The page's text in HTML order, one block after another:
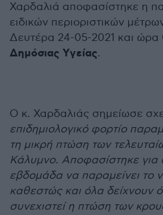
Χαρδαλιά αποφασίστηκε η
ειδικών περιοριστικών
Δευτέρα 24-05-2021 και ώρα
Δημόσιας Υγείας.
Ο κ. Χαρδαλιάς σημείωσε
επιδημιολογικό φορτίο
τη μικρή πτώση των
Κάλυμνο. Αποφασίστηκε για
εβδομάδα να παραμείνει το
καθεστώς και όλα δείχνουν
συνεχιστεί η πτώση των